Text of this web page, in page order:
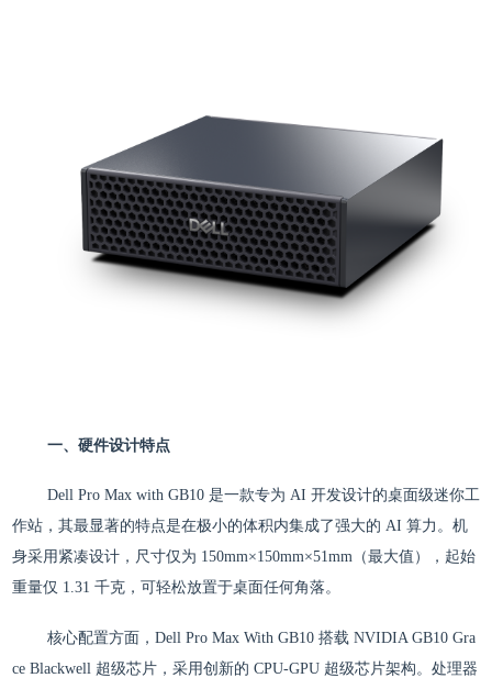
一、硬件设计特点
Dell Pro Max with GB10 是一款专为 AI 开发设计的桌面级迷你工
作站，其最显著的特点是在极小的体积内集成了强大的 AI 算力。机
身采用紧凑设计，尺寸仅为 150mm×150mm×51mm（最大值），起始
重量仅 1.31 千克，可轻松放置于桌面任何角落。
核心配置方面，Dell Pro Max With GB10 搭载 NVIDIA GB10 Gra
ce Blackwell 超级芯片，采用创新的 CPU-GPU 超级芯片架构。处理器